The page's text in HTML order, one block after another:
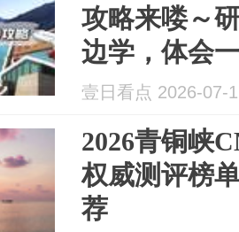
攻略来喽～
边学，体会
壹日看点 2026-07-
2026青铜峡
权威测评榜
荐